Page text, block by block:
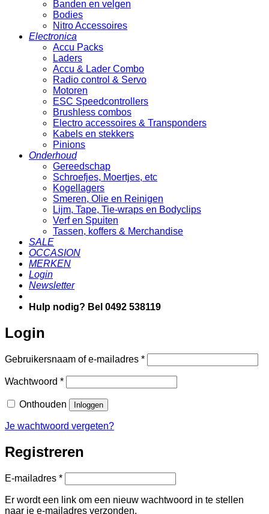
Banden en velgen
Bodies
Nitro Accessoires
Electronica
Accu Packs
Laders
Accu & Lader Combo
Radio control & Servo
Motoren
ESC Speedcontrollers
Brushless combos
Electro accessoires & Transponders
Kabels en stekkers
Pinions
Onderhoud
Gereedschap
Schroefjes, Moertjes, etc
Kogellagers
Smeren, Olie en Reinigen
Lijm, Tape, Tie-wraps en Bodyclips
Verf en Spuiten
Tassen, koffers & Merchandise
SALE
OCCASION
MERKEN
Login
Newsletter
Hulp nodig? Bel 0492 538119
Login
Gebruikersnaam of e-mailadres *Vereist
Wachtwoord *Vereist
Onthouden Inloggen
Je wachtwoord vergeten?
Registreren
E-mailadres *Vereist
Er wordt een link om een nieuw wachtwoord in te stellen
naar je e-mailadres verzonden.